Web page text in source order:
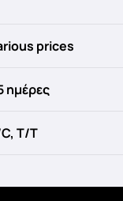
prices
ημέρες
T/T